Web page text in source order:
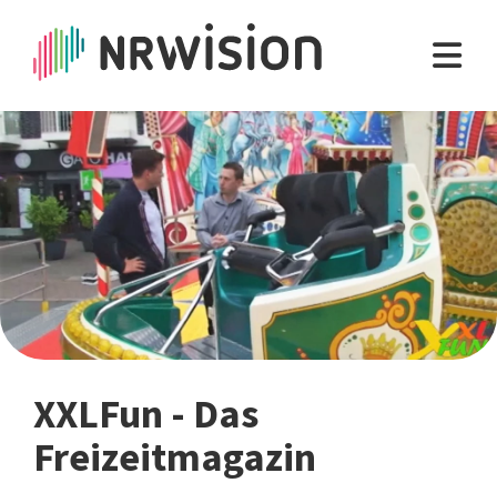
XXLFun - Das
Freizeitmagazin